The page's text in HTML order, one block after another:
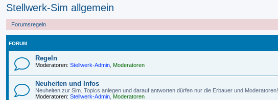
Stellwerk-Sim allgemein
Forumsregeln
FORUM
Regeln
Moderatoren: Stellwerk-Admin Moderatoren
Neuheiten und Infos
Neuheiten zur Sim. Topics anlegen und darauf antworten dürfen nur die Erbauer und Moderatoren!
Moderatoren: Stellwerk-Admin Moderatoren